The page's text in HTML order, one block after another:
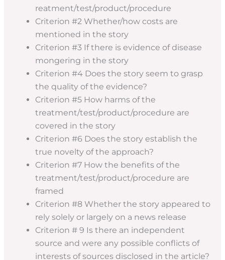
reatment/test/product/procedure
Criterion #2 Whether/how costs are
mentioned in the story
Criterion #3 If there is evidence of disease
mongering in the story
Criterion #4 Does the story seem to grasp
the quality of the evidence?
Criterion #5 How harms of the
treatment/test/product/procedure are
covered in the story
Criterion #6 Does the story establish the
true novelty of the approach?
Criterion #7 How the benefits of the
treatment/test/product/procedure are
framed
Criterion #8 Whether the story appeared to
rely solely or largely on a news release
Criterion # 9 Is there an independent
source and were any possible conflicts of
interests of sources disclosed in the article?